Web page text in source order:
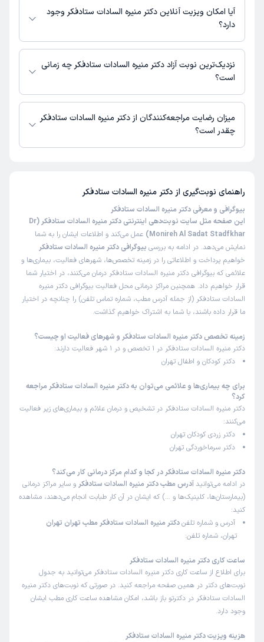
دسترس نیست.
آیا امکان ویزیت آنلاین دکتر منیره السادات ستادفکر وجود
دارد؟
در حال حاضر اطلاعاتی درباره ارائه ویزیت آنلاین توسط دکتر منیره السادات
ستادفکر در دسترس نیست. برای دریافت اطلاعات دقیق‌تر، لطفاً با مطب تماس
بگیرید.
نزدیک‌ترین نوبت آزاد دکتر منیره السادات ستادفکر چه زمانی
است؟
زمان نوبت‌دهی و پذیرش بیماران با هماهنگی مطب مشخص می‌شود.
میزان رضایت مراجعه‌کنندگان از دکتر منیره السادات ستادفکر
چقدر است؟
راهنمای نوبت‌گیری از دکتر منیره السادات ستادفکر
بیوگرافی و معرفی دکتر منیره السادات ستادفکر
این صفحه مثل سایت نوبت‌دهی اینترنتی دکتر منیره السادات ستادفکر (Dr
Monireh Al Sadat Stadfkhar)
عمل می‌کند و اطلاعات ایشان را به شما
نمایش می‌دهد. در ادامه به بررسی بیوگرافی دکتر منیره السادات ستادفکر
خواهیم پرداخت و اطلاعاتی را در زمینه تخصص‌ها، شهرهای فعالیت، بیماری‌ها و
علائمی که بیوگرافی دکتر منیره السادات ستادفکر درمان می‌کنند، در اختیار شما
قرار خواهیم داد. همچنین مراکز درمانی محل فعالیت بیوگرافی دکتر منیره
السادات ستادفکر (از جمله آدرس مطب، شماره تماس تلفن) را چنانچه در اختیار
ما قرار داده باشند، با شما به اشتراک خواهیم گذاشت.
زمینه تخصص دکتر منیره السادات ستادفکر و شهرهای فعالیت او چیست؟
دکتر منیره السادات ستادفکر در 1 تخصص و در 1 شهر فعالیت دارند:
دکتر کودکان و اطفال تهران
برای چه بیماری‌ها و علائمی می‌توان به دکتر منیره السادات ستادفکر مراجعه
کرد؟
دکتر منیره السادات ستادفکر در تشخیص و درمان علائم و بیماری‌های زیر فعالیت
می‌کنند:
دکتر زردی کودکان تهران
دکتر سرماخوردگی تهران
دکتر منیره السادات ستادفکر در کجا و کدام مرکز درمانی کار می‌کند؟
در ادامه می‌توانید آدرس مطب دکتر منیره السادات ستادفکر و سایر مراکز درمانی
(بیمارستان‌ها، کلینیک‌ها و …) که ایشان در آن کار طبابت انجام می‌دهند، مشاهده
کنید:
آدرس و شماره تلفندکتر منیره السادات ستادفکر مطب تهران تهران
تهران، شماره تلفن:
ساعت کاری دکتر منیره السادات ستادفکر
برای اطلاع از ساعت کاری دکتر منیره السادات ستادفکر می‌توانید به جدول
نوبت‌های دکتر در همین صفحه مراجعه کنید. در صورتی که نوبت‌های دکتر منیره
السادات ستادفکر در دکترتو باز باشد، امکان مشاهده ساعت کاری مطب ایشان
وجود دارد.
هزینه ویزیت دکتر منیره السادات ستادفکر